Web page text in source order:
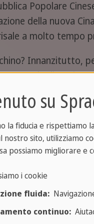
Popolare
della nuova
a molto tempo
Innanzitutto,
la dinastia
nome di Dadu.
1912) mantennero
è strategica:
sia le regioni
le invasioni da
per secoli,
cinese, come la
rafforzano la sua
su
la fiducia e rispettiamo
nostro sito, utilizziamo
possiamo migliorare
i cookie
fluida:
continuo: